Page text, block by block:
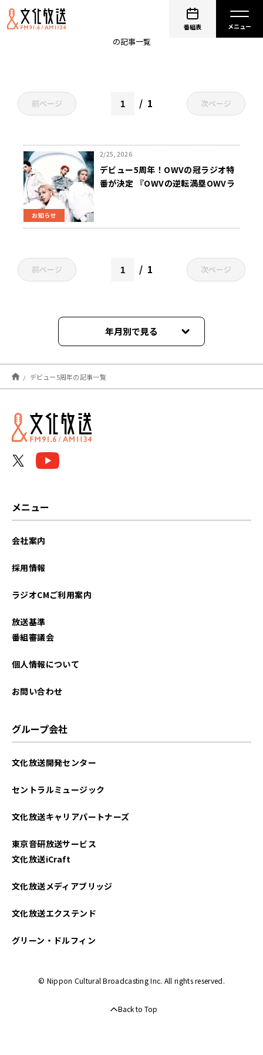
番組表
の記事一覧
前ページ 1 次ページ
お知らせ
2/25, 2026
デビュー5周年！OWVの冠ラジオ特
番が決定 『OWVの逆転満塁OWVラ
前ページ 1 次ページ
年月別で見る
2026年02月
2024年12月
デビュー5周年の記事一覧
メニュー
会社案内
採用情報
ラジオCMご利用案内
放送基準
番組審議会
個人情報について
お問い合わせ
グループ会社
文化放送開発センター
セントラルミュージック
文化放送キャリアパートナーズ
東京音研放送サービス
文化放送iCraft
文化放送メディアブリッジ
文化放送エクステンド
グリーン・ドルフィン
© Nippon Cultural Broadcasting Inc. All rights reserved.
Back to Top